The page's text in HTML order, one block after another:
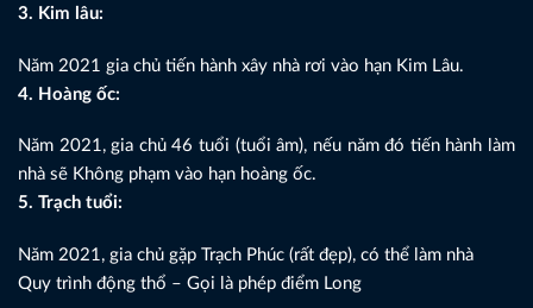
3. Kim lâu:
Năm 2021 gia chủ tiến hành xây nhà rơi vào hạn Kim Lâu.
4. Hoàng ốc:
Năm 2021, gia chủ 46 tuổi (tuổi âm), nếu năm đó tiến hành làm
nhà sẽ Không phạm vào hạn hoàng ốc.
5. Trạch tuổi:
Năm 2021, gia chủ gặp Trạch Phúc (rất đẹp), có thể làm nhà
Quy trình động thổ – Gọi là phép điểm Long